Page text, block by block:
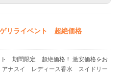
リライベント 超絶価格
ト 期間限定 超絶価格！ 激安価格をお
アナスイ レディース香水 スイドリー